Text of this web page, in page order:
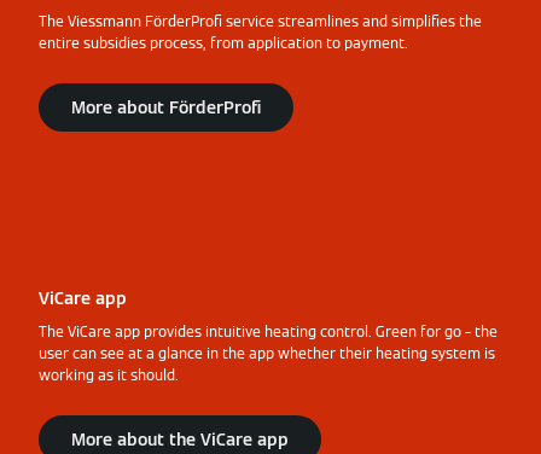
The Viessmann FörderProfi service streamlines and simplifies the
entire subsidies process, from application to payment.
More about FörderProfi
ViCare app
The ViCare app provides intuitive heating control. Green for go – the
user can see at a glance in the app whether their heating system is
working as it should.
More about the ViCare app